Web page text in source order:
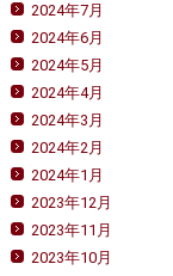
2024年7月
2024年6月
2024年5月
2024年4月
2024年3月
2024年2月
2024年1月
2023年12月
2023年11月
2023年10月